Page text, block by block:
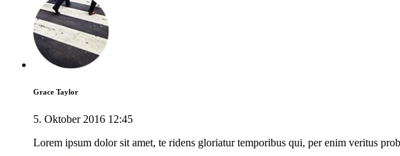
Grace Taylor
5. Oktober 2016 12:45
Lorem ipsum dolor sit amet, te ridens gloriatur temporibus qui, per enim veritus